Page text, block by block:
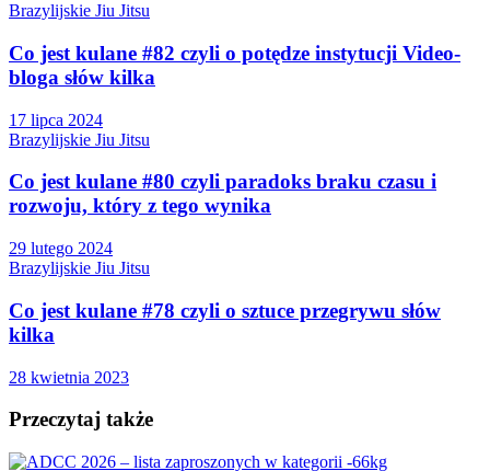
Brazylijskie Jiu Jitsu
Co jest kulane #82 czyli o potędze instytucji Video-
bloga słów kilka
17 lipca 2024
Brazylijskie Jiu Jitsu
Co jest kulane #80 czyli paradoks braku czasu i
rozwoju, który z tego wynika
29 lutego 2024
Brazylijskie Jiu Jitsu
Co jest kulane #78 czyli o sztuce przegrywu słów
kilka
28 kwietnia 2023
Przeczytaj także